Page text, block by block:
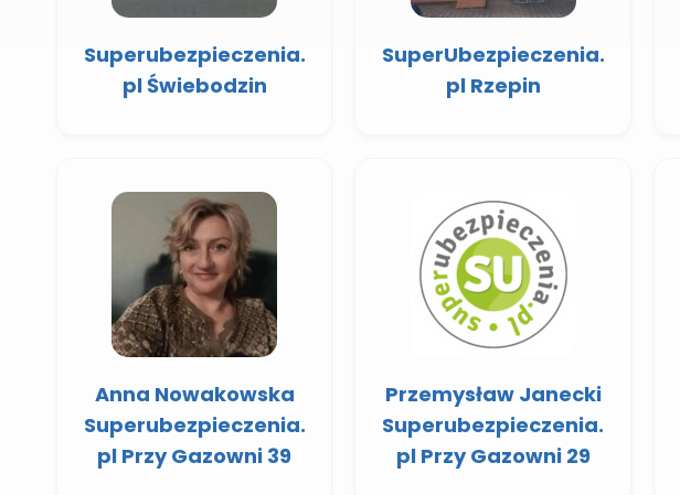
Superubezpieczenia.
pl Świebodzin
SuperUbezpieczenia.
pl Rzepin
Anna Nowakowska
Superubezpieczenia.
pl Przy Gazowni 39
Przemysław Janecki
Superubezpieczenia.
pl Przy Gazowni 29